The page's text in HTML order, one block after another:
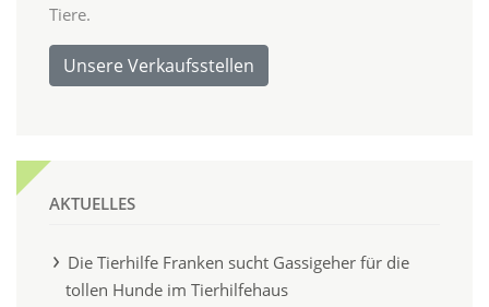
Tiere.
Unsere Verkaufsstellen
AKTUELLES
Die Tierhilfe Franken sucht Gassigeher für die
tollen Hunde im Tierhilfehaus